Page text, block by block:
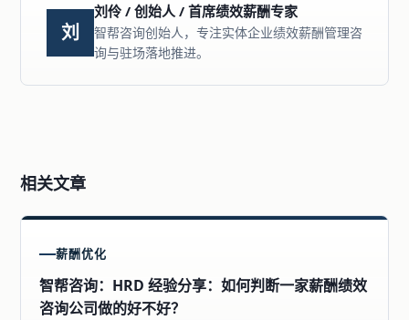
刘
刘伶 / 创始人 / 首席绩效薪酬专家
智帮咨询创始人，专注实体企业绩效薪酬管理咨
询与驻场落地推进。
相关文章
薪酬优化
智帮咨询：HRD 经验分享：如何判断一家薪酬绩效
咨询公司做的好不好？